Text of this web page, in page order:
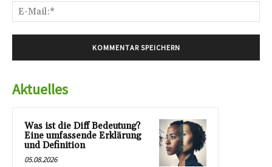
Aktuelles
Was ist die Diff Bedeutung?
Eine umfassende Erklärung
und Definition
05.08.2026